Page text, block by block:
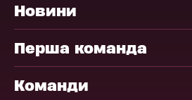
Новини
Перша команда
Команди